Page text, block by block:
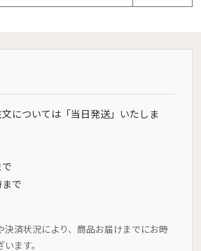
については「当日発送」いたしま
で
済状況により、商品お届けまでにお時
ます。